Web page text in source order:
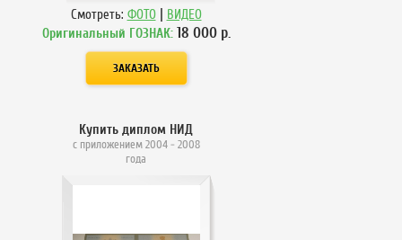
Смотреть: ФОТО | ВИДЕО
Оригинальный ГОЗНАК: 18 000р.
Купить диплом НИД
с приложением 2004 - 2008
года